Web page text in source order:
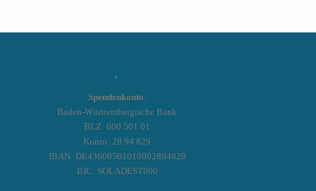
Spendenkonto:
Baden-Württembergische Bank
BLZ: 600 501 01
Konto: 28 94 829
IBAN: DE43600501010002894829
BIC: SOLADEST600